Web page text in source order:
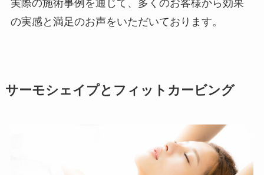
実際の施術事例を通じて、多くのお客様から効果
の実感と満足のお声をいただいております。
サーモシェイプとフィットカービング